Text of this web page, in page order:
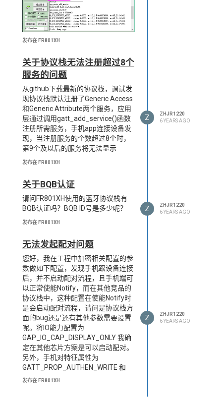
api解决这个问题。
因为sdk是闭源，所以开发者在遇到
问题时往往非常被动，而论坛这里貌
便做个简单的回应也好！
发布在 FR801XH
关于协议栈无法注册超过8个
服务的问题
从github下载最新的协议栈，调试发
现协议栈默认注册了Generic Access
和Generic Attribute两个服务，应用
层通过调用gatt_add_service()函数
注册所需服务，手机app连接设备发
现，当注册服务的个数超过8个时，
第9个及以后的服务将无法显示
发布在 FR801XH
Z
ZHJR1220
6 YEARS AGO
关于BQB认证
请问FR801XH使用的蓝牙协议栈有
BQB认证吗？BQB ID号是多少呢？
发布在 FR801XH
Z
ZHJR1220
6 YEARS AGO
无法发起配对问题
您好，我在工程中加密相关配置的参
数做如下配置，发现手机跟设备连接
后，并不启动配对流程，且手机端可
以正常使能Notify，而在其他竞品的
协议栈中，这种配置在使能Notify时
是会启动配对流程，请问是协议栈方
面的bug还是还有其他参数需要设置
呢。将IO能力配置为
GAP_IO_CAP_DISPLAY_ONLY 我确
定在其他芯片方案是可以启动配对。
另外，手机对特征属性为
GATT_PROP_AUTHEN_WRITE 和
GATT_PROP_AUTHEN_READ的特
发布在 FR801XH
Z
ZHJR1220
6 YEARS AGO